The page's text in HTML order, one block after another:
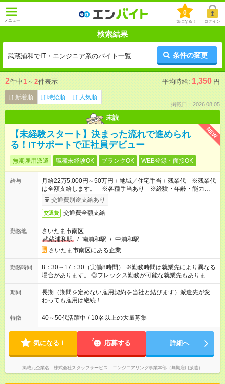
メニュー
0
気になる！ ログイン
検索結果
武蔵浦和でIT・エンジニア系のバイト一覧 条件の変更
2件中1 ～ 2件表示 平均時給: 1,350 円
新着順 時給順 人気順
掲載日：2026.08.05
未読
NEW
【未経験スタート】決まった流れで進められ
る！ITサポートで正社員デビュー
無期雇用派遣 職種未経験OK ブランクOK WEB登録・面接OK
給与
月給22万5,000円～50万円＋地域／住宅手当＋残業代 ※残業代
は全額支給します。 ※各種手当あり ※経験・年齢・能力等を
考慮して加給・優遇します。
交通費別途支給あり
交通費 交通費全額支給
勤務地
さいたま市南区
武蔵浦和駅
/ 南浦和駅 / 中浦和駅
さいたま市南区にある企業
勤務時間
8：30～17：30（実働8時間） ※勤務時間は就業先により異なる
場合があります。 ◎フレックス勤務が可能な就業先もありま
す。 ◎今よりもさらに働きやすい環境をつくるべく、 働き方
改革に全社をあげて取り組んでいます。
期間
長期（期間を定めない雇用契約を当社と結びます）派遣先が変
わっても雇用は継続！
特徴 40～50代活躍中 / 10名以上の大量募集
気になる！ 応募する 詳細へ
掲載元企業名 株式会社スタッフサービス エンジニアリング事業本部（無期雇用派遣）